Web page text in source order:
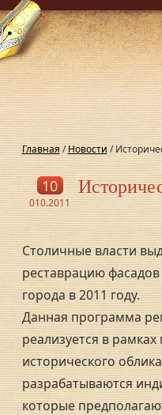
Главная /Новости/
10
010.2011
Столичные власти
реставрацию
города в 2011 году.
Данная программа
реализуется в
исторического
разрабатываются
которые